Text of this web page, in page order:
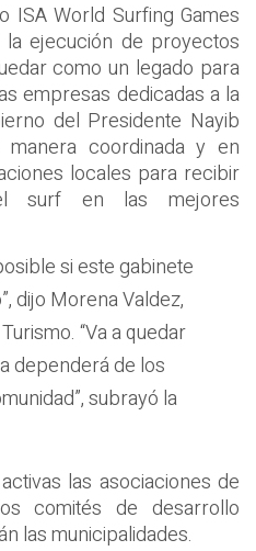
ISA World Surfing Games
ejecución de proyectos
como un legado para
empresas dedicadas a la
del Presidente Nayib
coordinada y en
locales para recibir
surf en las mejores
si este gabinete
dijo Morena Valdez,
“Va a quedar
dependerá de los
subrayó la
las asociaciones de
comités de desarrollo
las municipalidades.